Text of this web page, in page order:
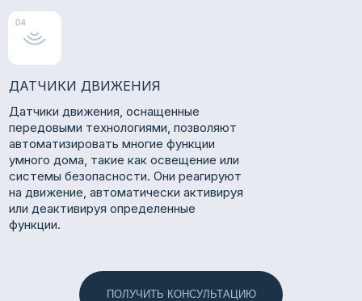
Датчики движения, оснащенные
передовыми технологиями, позволяют
автоматизировать многие функции
умного дома, такие как освещение или
системы безопасности. Они реагируют
на движение, автоматически активируя
или деактивируя определенные
функции.
ДАТЧИКИ ДВИЖЕНИЯ
ПОЛУЧИТЬ КОНСУЛЬТАЦИЮ